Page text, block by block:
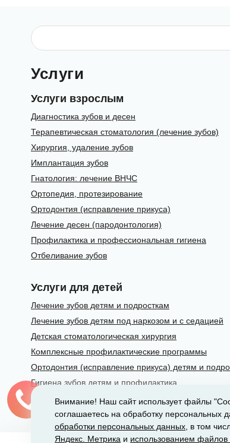
Внимание! Наш сайт использует файлы
соглашаетесь на обработку персональных
обработки персональных данных , в том
Яндекс. Метрика и использованием файлов
Услуги
Услуги взрослым
Диагностика зубов и десен
Терапевтическая стоматология (лечение зубов)
Хирургия, удаление зубов
Имплантация зубов
Гнатология: лечение ВНЧС
Ортопедия, протезирование
Ортодонтия (исправление прикуса)
Лечение десен (пародонтология)
Профилактика и профессиональная гигиена
Отбеливание зубов
Услуги для детей
Лечение зубов детям и подросткам
Лечение зубов детям под наркозом и с седацией
Детская стоматологическая хирургия
Комплексные профилактические программы
Ортодонтия (исправление прикуса) детям и
Гигиена зубов детям и профилактика
2010-2026 © Сеть стоматологических